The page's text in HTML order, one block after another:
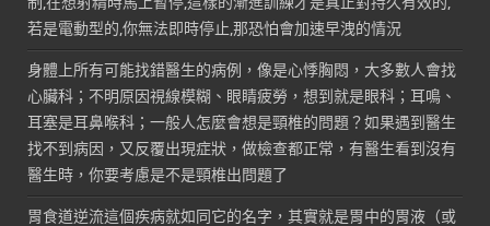
若是電動型的,你無法即時停止,那恐怕會加速早洩的情況
身體上所有可能找錯醫生的病例，像是心悸胸悶，大多數人會找
心臟科；不明原因視線模糊、眼睛疲勞，想到就是眼科；耳鳴、
耳塞是耳鼻喉科；一般人怎麼會想是頸椎的問題？如果遇到醫生
找不到病因，又反覆出現症狀，做檢查都正常，有醫生看到沒有
醫生時，你要考慮是不是頸椎出問題了
胃食道逆流這個疾病就如同它的名字，其實就是胃中的胃液（或